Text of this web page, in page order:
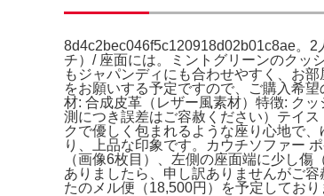
8d4c2bec046f5c120918d02b01c8ae。
チ）/ 座面には。ミントグリーンのクッ
もジャパンディにも合わせやすく、お
をお願いする予定ですので、ご購入希
材: 合成皮革（レザー風素材）特徴:
測につき誤差はご容赦ください）テイ
クで優しく包まれるような座り心地で
り、上品な印象です。カウチソファー
（画像6枚目）、左側の座面端に少し
ありましたら、申し訳ありませんがご
たのメル便（18,500円）を予定してお